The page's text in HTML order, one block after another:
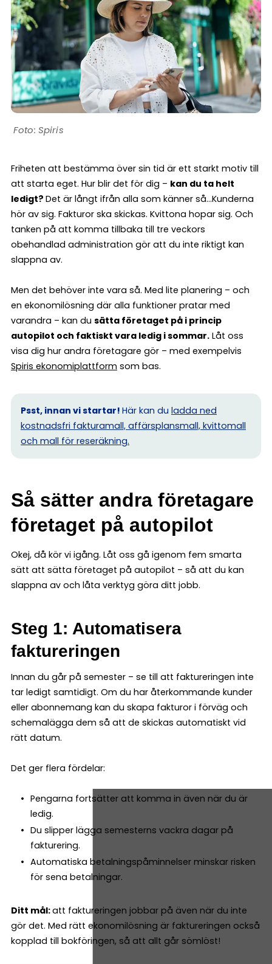
Spiris
Friheten att bestämma över sin tid är ett starkt motiv till
att starta eget. Hur blir det för dig – kan du ta helt
ledigt? Det är långt ifrån alla som känner så…Kunderna
hör av sig. Fakturor ska skickas. Kvittona hopar sig. Och
tanken på att komma tillbaka till tre veckors
obehandlad administration gör att du inte riktigt kan
slappna av.
Men det behöver inte vara så. Med lite planering – och
en ekonomilösning där alla funktioner pratar med
varandra – kan du sätta företaget på i princip
autopilot och faktiskt vara ledig i sommar. Låt oss
visa dig hur andra företagare gör – med exempelvis
Spiris ekonomiplattform som bas.
Psst, innan vi startar! Här kan du ladda ned
kostnadsfri fakturamall, affärsplansmall, kvittomall
och mall för reseräkning.
Så sätter andra företagare
företaget på autopilot
Okej, då kör vi igång. Låt oss gå igenom fem smarta
sätt att sätta företaget på autopilot – så att du kan
slappna av och låta verktyg göra ditt jobb.
Steg 1: Automatisera
faktureringen
Innan du går på semester – se till att faktureringen inte
tar ledigt samtidigt. Om du har återkommande kunder
eller abonnemang kan du skapa fakturor i förväg och
schemalägga dem så att de skickas automatiskt vid
rätt datum.
Det ger flera fördelar:
Pengarna fortsätter att komma in även när du är
ledig.
Du slipper lägga semesterns vackra dagar på
fakturering.
Automatiska betalningspåminnelser minskar risken
för sena betalningar.
Ditt mål:att faktureringen jobbar på även när du inte
gör det. Med rätt ekonomilösning är faktureringen också
kopplad till bokföringen, så att allt går sömlöst!